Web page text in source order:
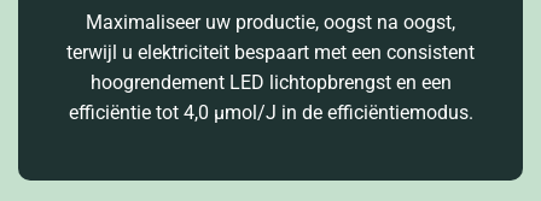
Maximaliseer uw productie, oogst na oogst,
terwijl u elektriciteit bespaart met een consistent
hoogrendement LED lichtopbrengst en een
efficiëntie tot 4,0 μmol/J in de efficiëntiemodus.